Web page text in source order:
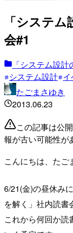
「システ
会#1
「システム設
システム設計
たごまさゆき
2013.06.23
この記事は公
報が古い可能性が
こんにちは、たご
6/21(金)の昼休み
を解く」社内読書
これから何回か読